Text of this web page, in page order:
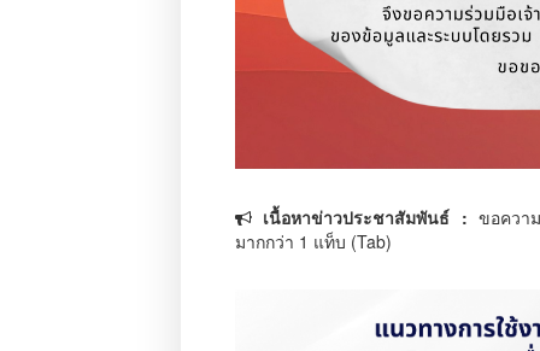
เนื้อหาข่าวประชาสัมพันธ์ :ขอควา
มากกว่า 1 แท็บ (Tab)